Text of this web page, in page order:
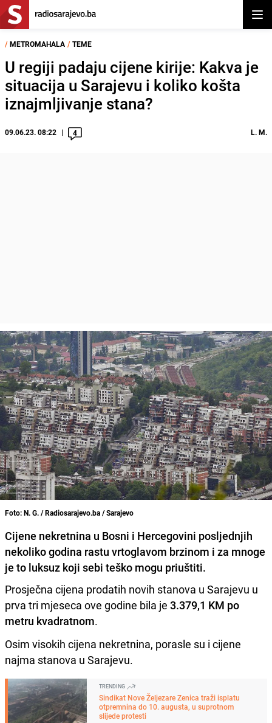
/ METROMAHALA / TEME
U regiji padaju cijene kirije: Kakva je
situacija u Sarajevu i koliko košta
iznajmljivanje stana?
09.06.23. 08:22 4 L. M.
Foto: N. G. / Radiosarajevo.ba / Sarajevo
Cijene nekretnina u Bosni i Hercegovini posljednjih
nekoliko godina rastu vrtoglavom brzinom i za mnoge
je to luksuz koji sebi teško mogu priuštiti.
Prosječna cijena prodatih novih stanova u Sarajevu u
prva tri mjeseca ove godine bila je 3.379,1 KM po
metru kvadratnom.
Osim visokih cijena nekretnina, porasle su i cijene
najma stanova u Sarajevu.
TRENDING
Sindikat Nove Željezare Zenica traži isplatu
otpremnina do 10. augusta, u suprotnom
slijede protesti